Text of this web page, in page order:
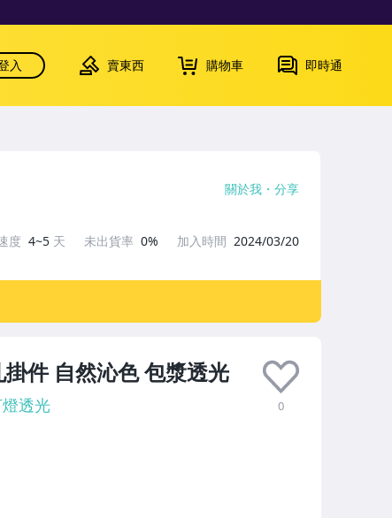
入 賣東西 購物車 即時通
件 自然沁色 包漿透光
0
透光
關於我 分享
度 4~5 天 未出貨率 0% 加入時間 2024/03/20